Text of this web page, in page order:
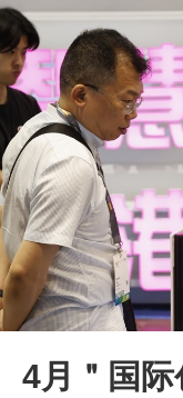
4月＂国际